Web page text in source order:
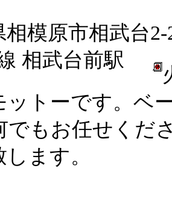
模原市相武台
相武台前駅
ットーです。ベ
でもお任せくだ
ます。